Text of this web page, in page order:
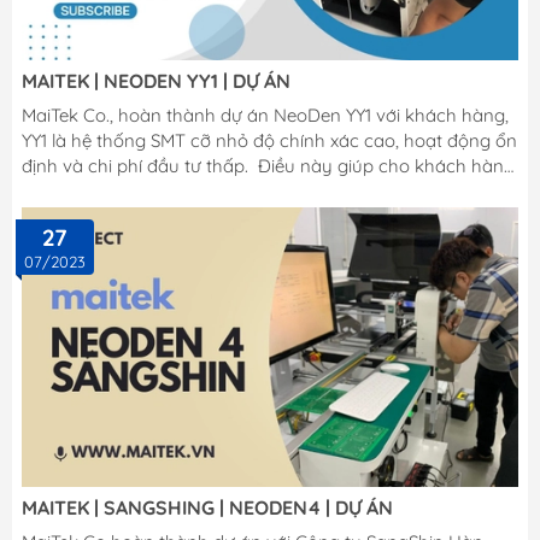
MAITEK | NEODEN YY1 | DỰ ÁN
MaiTek Co., hoàn thành dự án NeoDen YY1 với khách hàng,
YY1 là hệ thống SMT cỡ nhỏ độ chính xác cao, hoạt động ổn
định và chi phí đầu tư thấp. Điều này giúp cho khách hàng
thương mại hoá sản phẩm ra thị trường. Tham
khảo: https://maitek.vn/may-gap-dat-linh-kien-neoden-
yy1
27
07/2023
MAITEK | SANGSHING | NEODEN4 | DỰ ÁN